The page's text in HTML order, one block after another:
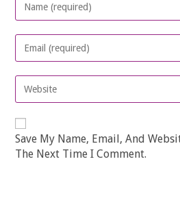
Your
Or
Username
To
Comment
Enter
Your
Address
To
Comment
Enter
Your
URL
(optional)
Save My Name, Email, And
The Next Time I Comment.